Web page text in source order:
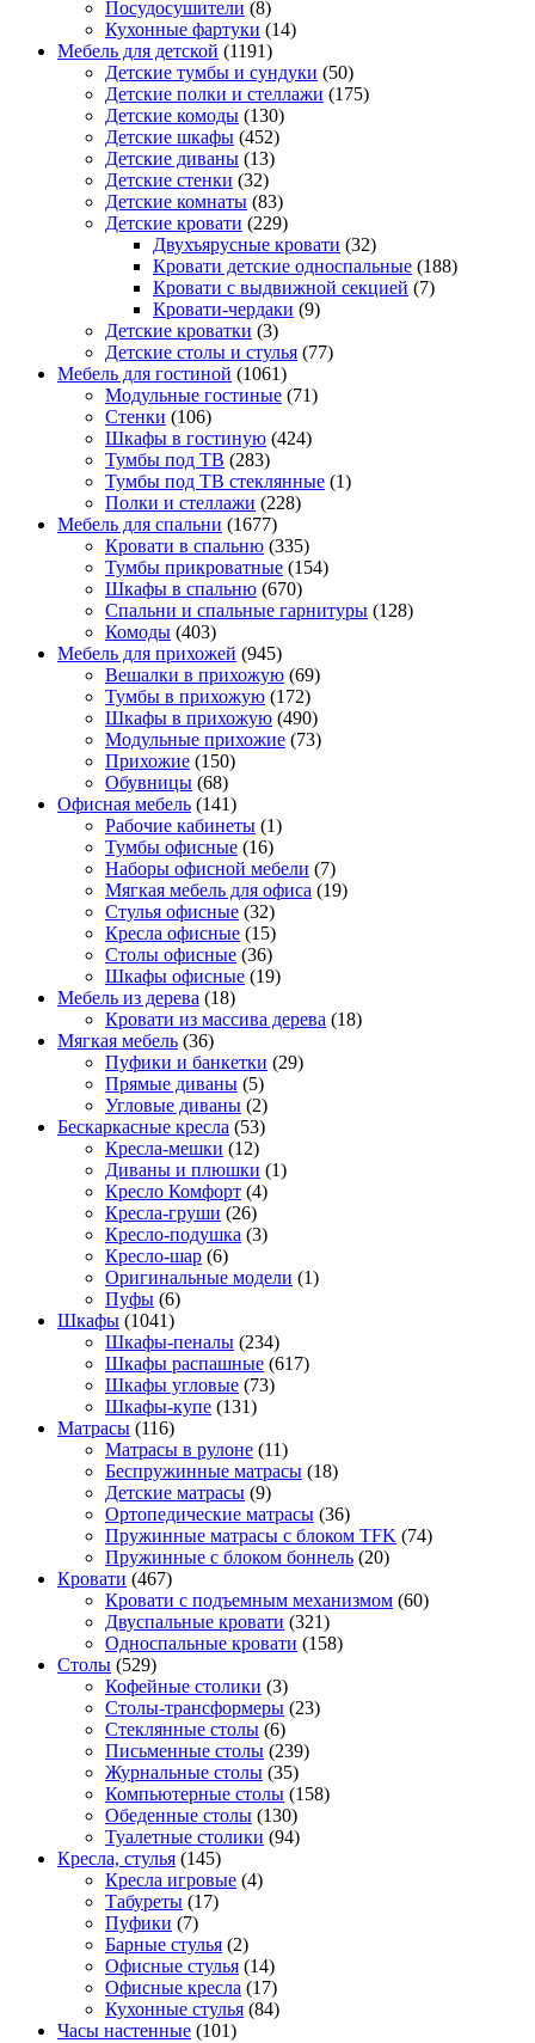
Посудосушители (8)
Кухонные фартуки (14)
Мебель для детской (1191)
Детские тумбы и сундуки (50)
Детские полки и стеллажи (175)
Детские комоды (130)
Детские шкафы (452)
Детские диваны (13)
Детские стенки (32)
Детские комнаты (83)
Детские кровати (229)
Двухъярусные кровати (32)
Кровати детские односпальные (188)
Кровати с выдвижной секцией (7)
Кровати-чердаки (9)
Детские кроватки (3)
Детские столы и стулья (77)
Мебель для гостиной (1061)
Модульные гостиные (71)
Стенки (106)
Шкафы в гостиную (424)
Тумбы под ТВ (283)
Тумбы под ТВ стеклянные (1)
Полки и стеллажи (228)
Мебель для спальни (1677)
Кровати в спальню (335)
Тумбы прикроватные (154)
Шкафы в спальню (670)
Спальни и спальные гарнитуры (128)
Комоды (403)
Мебель для прихожей (945)
Вешалки в прихожую (69)
Тумбы в прихожую (172)
Шкафы в прихожую (490)
Модульные прихожие (73)
Прихожие (150)
Обувницы (68)
Офисная мебель (141)
Рабочие кабинеты (1)
Тумбы офисные (16)
Наборы офисной мебели (7)
Мягкая мебель для офиса (19)
Стулья офисные (32)
Кресла офисные (15)
Столы офисные (36)
Шкафы офисные (19)
Мебель из дерева (18)
Кровати из массива дерева (18)
Мягкая мебель (36)
Пуфики и банкетки (29)
Прямые диваны (5)
Угловые диваны (2)
Бескаркасные кресла (53)
Кресла-мешки (12)
Диваны и плюшки (1)
Кресло Комфорт (4)
Кресла-груши (26)
Кресло-подушка (3)
Кресло-шар (6)
Оригинальные модели (1)
Пуфы (6)
Шкафы (1041)
Шкафы-пеналы (234)
Шкафы распашные (617)
Шкафы угловые (73)
Шкафы-купе (131)
Матрасы (116)
Матрасы в рулоне (11)
Беспружинные матрасы (18)
Детские матрасы (9)
Ортопедические матрасы (36)
Пружинные матрасы с блоком TFK (74)
Пружинные с блоком боннель (20)
Кровати (467)
Кровати с подъемным механизмом (60)
Двуспальные кровати (321)
Односпальные кровати (158)
Столы (529)
Кофейные столики (3)
Столы-трансформеры (23)
Стеклянные столы (6)
Письменные столы (239)
Журнальные столы (35)
Компьютерные столы (158)
Обеденные столы (130)
Туалетные столики (94)
Кресла, стулья (145)
Кресла игровые (4)
Табуреты (17)
Пуфики (7)
Барные стулья (2)
Офисные стулья (14)
Офисные кресла (17)
Кухонные стулья (84)
Часы настенные (101)